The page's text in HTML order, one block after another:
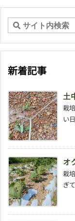
新着記事
土
栽
い
オ
栽
ぎ